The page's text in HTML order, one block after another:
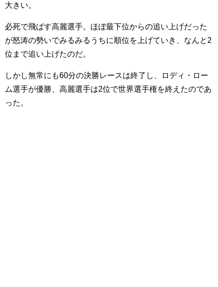
大きい。
必死で飛ばす高麗選手。ほぼ最下位からの追い上げだった
が怒涛の勢いでみるみるうちに順位を上げていき、なんと2
位まで追い上げたのだ。
しかし無常にも60分の決勝レースは終了し、ロディ・ロー
ム選手が優勝、高麗選手は2位で世界選手権を終えたのであ
った。